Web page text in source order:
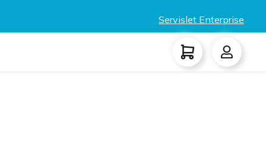
Servislet Enterprise